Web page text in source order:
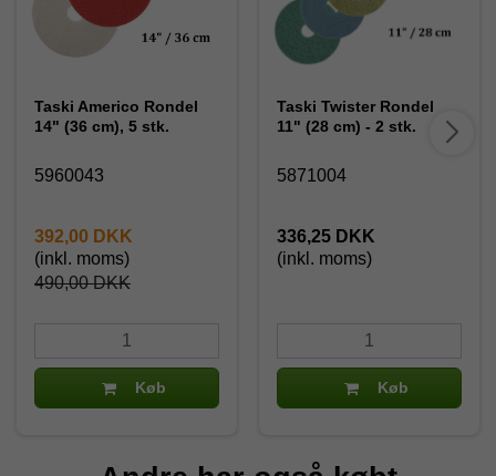
Taski Americo Rondel
14" (36 cm), 5 stk.
5960043
490,00 DKK
392,00 DKK
(inkl. moms)
Køb
Taski Twister Rondel
11" (28 cm) - 2 stk.
5871004
336,25 DKK
(inkl. moms)
Køb